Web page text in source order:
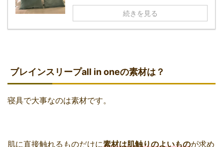
続きを見る
ブレインスリープall in oneの素材は？
寝具で大事なのは素材です。
肌に直接触れるものだけに素材は肌触りのよいものが求め